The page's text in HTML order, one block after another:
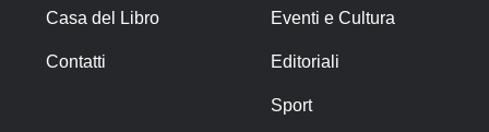
Casa del Libro
Contatti
Eventi e Cultura
Editoriali
Sport